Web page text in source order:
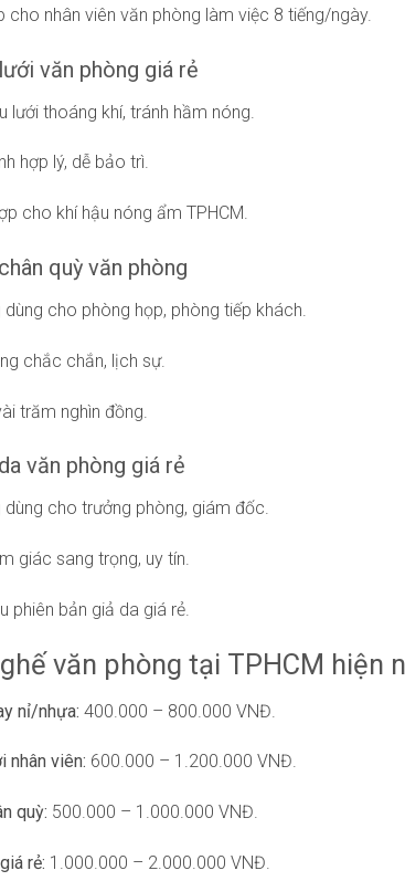
cho nhân viên văn phòng làm việc 8 tiếng/ngày.
văn phòng giá rẻ
lưới thoáng khí, tránh hầm nóng.
hợp lý, dễ bảo trì.
cho khí hậu nóng ẩm TPHCM.
quỳ văn phòng
dùng cho phòng họp, phòng tiếp khách.
chắc chắn, lịch sự.
trăm nghìn đồng.
văn phòng giá rẻ
dùng cho trưởng phòng, giám đốc.
giác sang trọng, uy tín.
phiên bản giả da giá rẻ.
văn phòng tại TPHCM hiện
nỉ/nhựa: 400.000 – 800.000 VNĐ.
nhân viên: 600.000 – 1.200.000 VNĐ.
quỳ: 500.000 – 1.000.000 VNĐ.
rẻ: 1.000.000 – 2.000.000 VNĐ.